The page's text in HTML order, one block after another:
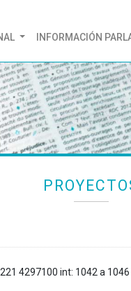
INFORMACIÓN
4297100 int: 1042 a